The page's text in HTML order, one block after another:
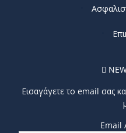
Εισαγάγετε το email σας
Email